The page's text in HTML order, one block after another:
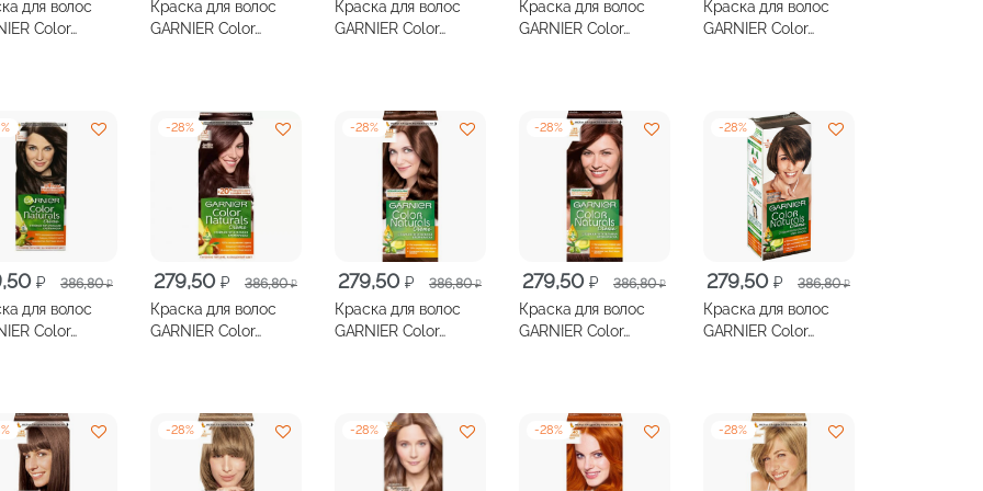
₽.
для волос
Color
составляла
279,50 ₽.
Краска для волос
GARNIER Color
составляла
279,50 ₽.
Краска для волос
GARNIER Color
составляла
279,50 ₽.
Краска для волос
GARNIER Color
составляла
279,50 ₽.
Краска для волос
GARNIER Color
%
386,80₽
₽
₽.
для волос
Color
-28%
386,80₽
Первоначальная
цена
составляла
279,50 ₽
Текущая
цена:
279,50 ₽.
Краска для волос
GARNIER Color
-28%
386,80₽
Первоначальная
цена
составляла
279,50 ₽
Текущая
цена:
279,50 ₽.
Краска для волос
GARNIER Color
-28%
386,80₽
Первоначальная
цена
составляла
279,50 ₽
Текущая
цена:
279,50 ₽.
Краска для волос
GARNIER Color
-28%
386,80₽
Первоначальная
цена
составляла
279,50 ₽
Текущая
цена:
279,50 ₽.
Краска для волос
GARNIER Color
% -28% -28% -28% -28%